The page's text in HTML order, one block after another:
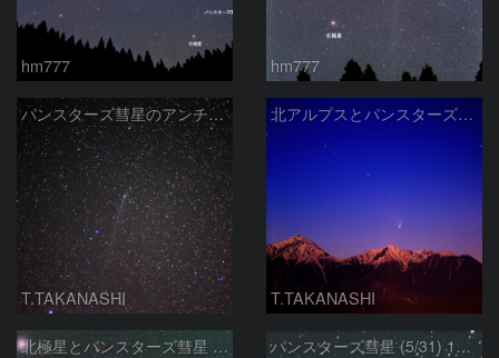
hm777 hm777
パンスターズ彗星のアンチテイル
T.TAKANASHI
北アルプスとパンスターズ彗星
T.TAKANASHI
北極星とパンスターズ彗星 (5/31) 300ｍｍx2フレーム パンスターズ彗星 (5/31) 1200ｍｍ